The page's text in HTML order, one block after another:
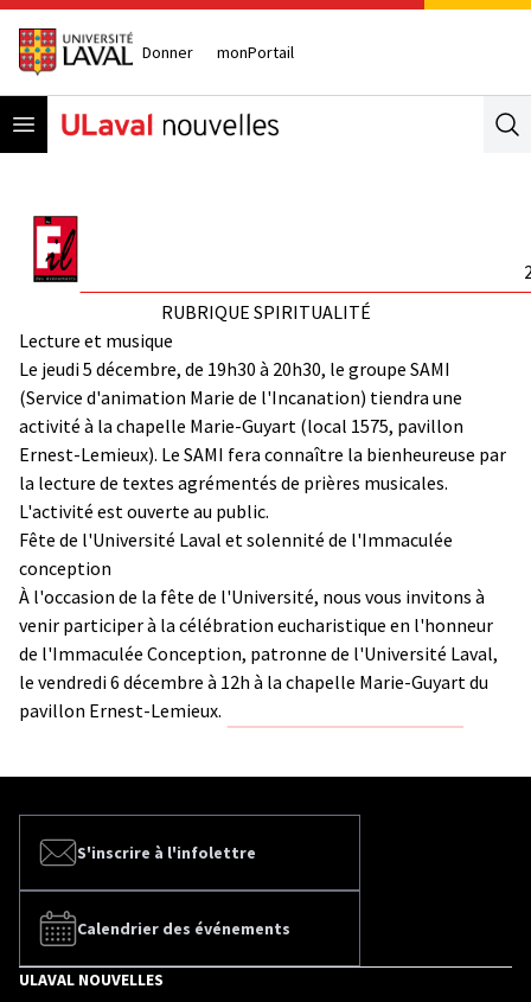
Donner monPortail
Open menu
RUBRIQUE SPIRITUALITÉ
Lecture et musique
Le jeudi 5 décembre, de 19h30 à 20h30, le groupe SAMI
(Service d'animation Marie de l'Incanation) tiendra une
activité à la chapelle Marie-Guyart (local 1575, pavillon
Ernest-Lemieux). Le SAMI fera connaître la bienheureuse par
la lecture de textes agrémentés de prières musicales.
L'activité est ouverte au public.
Fête de l'Université Laval et solennité de l'Immaculée
conception
À l'occasion de la fête de l'Université, nous vous invitons à
venir participer à la célébration eucharistique en l'honneur
de l'Immaculée Conception, patronne de l'Université Laval,
le vendredi 6 décembre à 12h à la chapelle Marie-Guyart du
pavillon Ernest-Lemieux.
S'inscrire à l'infolettre
Calendrier des événements
ULAVAL NOUVELLES